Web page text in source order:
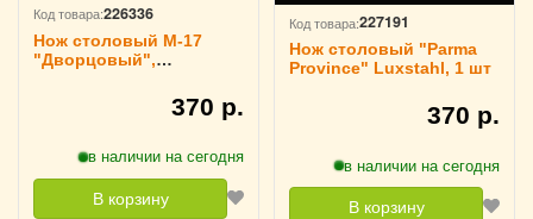
Код товара:226336
Нож столовый М-17
"Дворцовый",
370 р.
в наличии на сегодня
В корзину
Код товара:227191
Нож столовый "Parma
Province" Luxstahl, 1 шт
370 р.
в наличии на сегодня
В корзину